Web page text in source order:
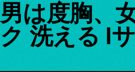
男は度胸、
ク 洗える l